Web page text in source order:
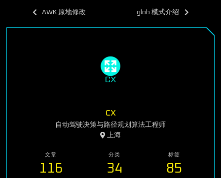
AWK 原地修改 glob 模式介绍
cx
自动驾驶决策与路径规划算法工程师
上海
文章
116
分类
34
标签
85